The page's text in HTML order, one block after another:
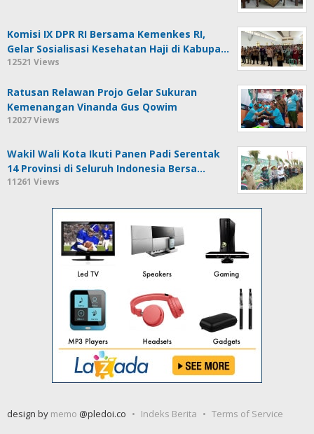
Komisi IX DPR RI Bersama Kemenkes RI,
Gelar Sosialisasi Kesehatan Haji di Kabupa…
12521 Views
Ratusan Relawan Projo Gelar Sukuran
Kemenangan Vinanda Gus Qowim
12027 Views
Wakil Wali Kota Ikuti Panen Padi Serentak
14 Provinsi di Seluruh Indonesia Bersa…
11261 Views
design by memo @pledoi.co Indeks Berita Terms of Service